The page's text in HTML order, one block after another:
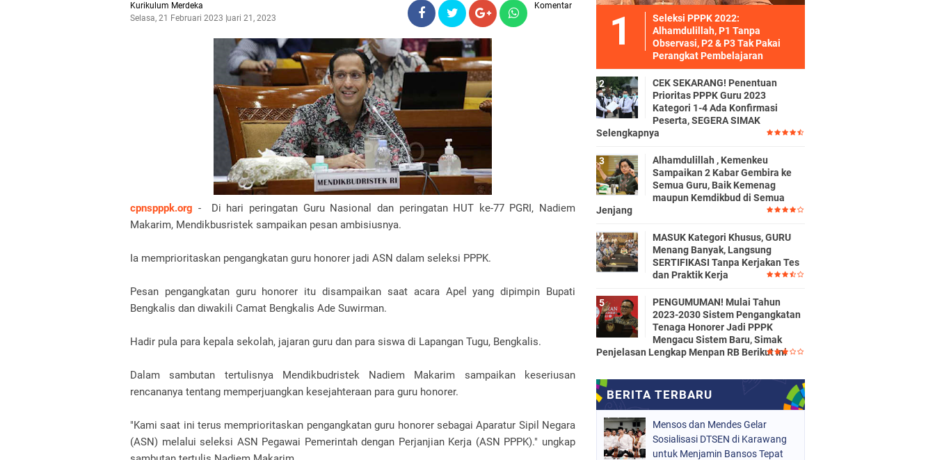
Kurikulum Merdeka
Selasa, 21 Februari 2023Februari 21, 2023
Komentar
cpnspppk.org - Di hari peringatan Guru Nasional dan peringatan HUT ke-77 PGRI, Nadiem
Makarim, Mendikbusristek sampaikan pesan ambisiusnya.
Ia memprioritaskan pengangkatan guru honorer jadi ASN dalam seleksi PPPK.
Pesan pengangkatan guru honorer itu disampaikan saat acara Apel yang dipimpin Bupati
Bengkalis dan diwakili Camat Bengkalis Ade Suwirman.
Hadir pula para kepala sekolah, jajaran guru dan para siswa di Lapangan Tugu, Bengkalis.
Dalam sambutan tertulisnya Mendikbudristek Nadiem Makarim sampaikan keseriusan
rencananya tentang memperjuangkan kesejahteraan para guru honorer.
"Kami saat ini terus memprioritaskan pengangkatan guru honorer sebagai Aparatur Sipil Negara
(ASN) melalui seleksi ASN Pegawai Pemerintah dengan Perjanjian Kerja (ASN PPPK)." ungkap
Seleksi PPPK 2022:
Alhamdulillah, P1 Tanpa
Observasi, P2 & P3 Tak Pakai
Perangkat Pembelajaran
CEK SEKARANG! Penentuan
Prioritas PPPK Guru 2023
Kategori 1-4 Ada Konfirmasi
Peserta, SEGERA SIMAK
Selengkapnya
Alhamdulillah , Kemenkeu
Sampaikan 2 Kabar Gembira ke
Semua Guru, Baik Kemenag
maupun Kemdikbud di Semua
Jenjang
MASUK Kategori Khusus, GURU
Menang Banyak, Langsung
SERTIFIKASI Tanpa Kerjakan Tes
dan Praktik Kerja
PENGUMUMAN! Mulai Tahun
2023-2030 Sistem Pengangkatan
Tenaga Honorer Jadi PPPK
Mengacu Sistem Baru, Simak
Penjelasan Lengkap Menpan RB Berikut Ini
Mensos dan Mendes Gelar
Sosialisasi DTSEN di Karawang
untuk Menjamin Bansos Tepat